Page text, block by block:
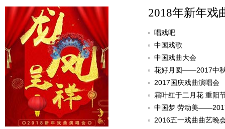
2018年新年戏
唱戏吧
中国戏歌
中国戏曲大会
花好月圆——2017中
2017国庆戏曲演唱会
霜叶红于二月花 重阳
中国梦 劳动美
2016五一戏曲曲艺晚